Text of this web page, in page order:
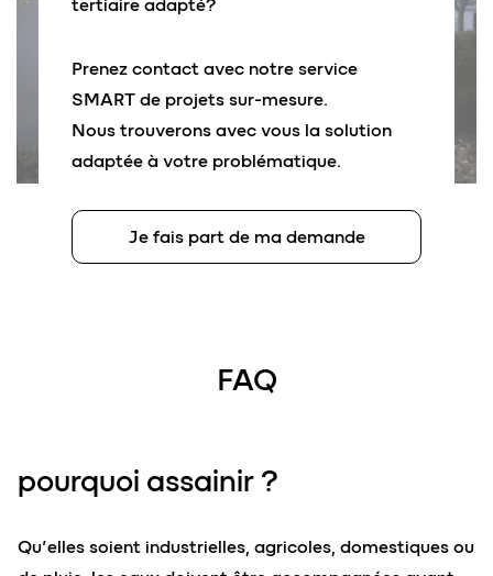
tertiaire adapté?
Prenez contact avec notre service
SMART de projets sur-mesure.
Nous trouverons avec vous la solution
adaptée à votre problématique.
Je fais part de ma demande
FAQ
pourquoi assainir ?
Qu’elles soient industrielles, agricoles, domestiques ou